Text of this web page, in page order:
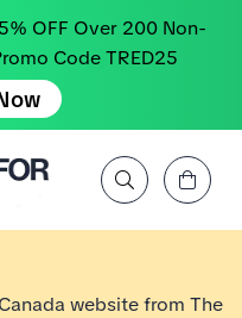
OFF Over 200 Non-
Code TRED25
Rechercher par marque, caractéristique, style, couleur, etc.
Affichez le panier
website from The